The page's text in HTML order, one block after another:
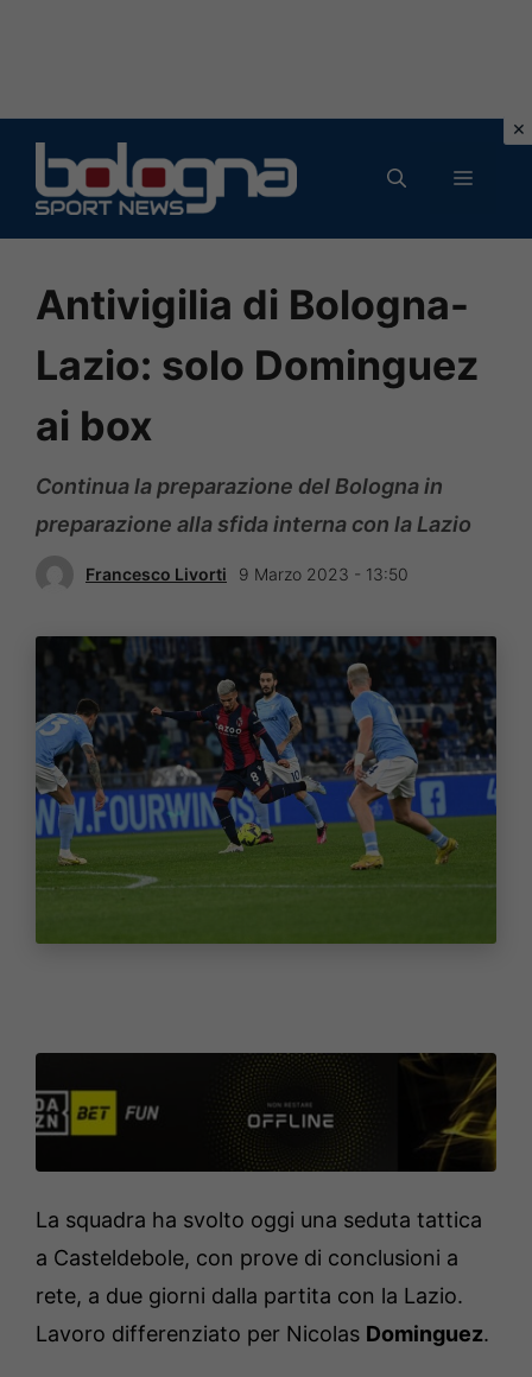
contenuto
MENU
Antivigilia di Bologna-
Lazio: solo Dominguez
ai box
Continua la preparazione del Bologna in
preparazione alla sfida interna con la Lazio
Francesco Livorti 9 Marzo 2023 - 13:50
La squadra ha svolto oggi una seduta tattica
a Casteldebole, con prove di conclusioni a
rete, a due giorni dalla partita con la Lazio.
Lavoro differenziato per Nicolas Dominguez.